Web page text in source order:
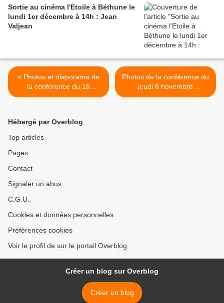
Sortie au cinéma l'Etoile à Béthune le
lundi 1er décembre à 14h : Jean
Valjean
< Photos et diaporama de
la conférence du 16
octobre : Le Ch’ti, une
Photos de la conférence du
jeudi 6 novembre
2025 -15h à l’IUT: La lutte
Hébergé par Overblog
Top articles
Pages
Contact
Signaler un abus
C.G.U.
Cookies et données personnelles
Préférences cookies
Voir le profil de sur le portail Overblog
Créer un blog sur Overblog
Créer un blog